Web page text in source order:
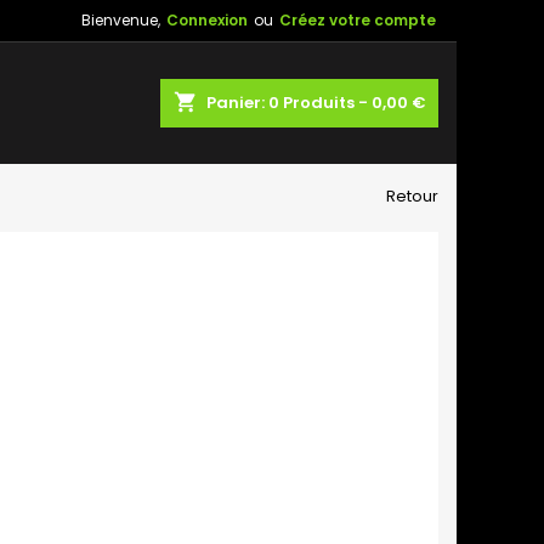
Bienvenue, Connexion ou Créez votre compte
shopping_cart Panier: 0 Produits - 0,00 €
Retour